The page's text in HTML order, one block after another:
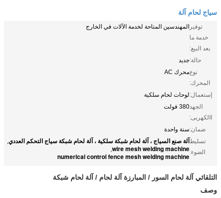
سياج لحام آلة
توفير
خدمة ما
بعد البيع:
المهندسين المتاحة لخدمة الآلات في الخارج
حالة:جديد
نوع
المحرك:
محرك AC
إستعمال:لوحات لحام سلكية
الجهد
االكهربى:
380 فولت
ضمان:سنة واحدة
تسليط
الضوء:
آلة صنع السياج ، آلة لحام شبكة سلكية ، آلة لحام شبكة سياج التحكم العددي,
wire mesh welding machine
,
numerical control fence mesh welding machine
التلقائي آلة لحام السور / المبارزة آلة لحام / آلة لحام شبكة
وصف